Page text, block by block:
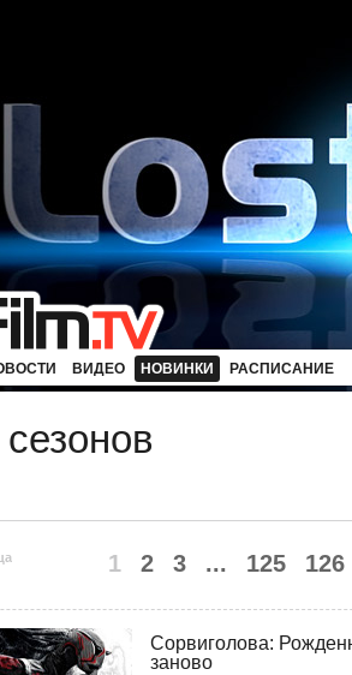
ВИДЕО НОВИНКИ РАСПИСАНИЕ
1 2 3 ... 125 126
Сорвиголова:
заново